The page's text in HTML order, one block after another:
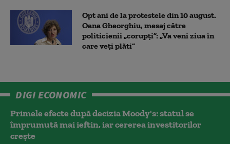
Opt ani de la protestele din 10 august.
Oana Gheorghiu, mesaj către
politicienii „corupți”: „Va veni ziua în
care veţi plăti”
DIGI ECONOMIC
Primele efecte după decizia Moody's: statul se
împrumută mai ieftin, iar cererea investitorilor
crește